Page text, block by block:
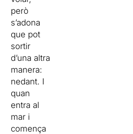
però
s’adona
que pot
sortir
d’una altra
manera:
nedant. I
quan
entra al
mar i
comença